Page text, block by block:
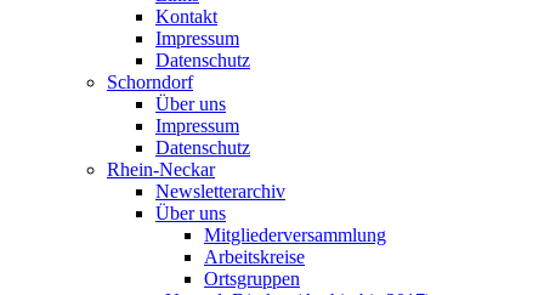
Kontakt
Impressum
Datenschutz
Schorndorf
Über uns
Impressum
Datenschutz
Rhein-Neckar
Newsletterarchiv
Über uns
Mitgliederversammlung
Arbeitskreise
Ortsgruppen